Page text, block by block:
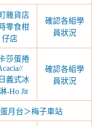
雜貨店
零食柑
仔店
確認各組學
員狀況
莎蛋捲
義式冰
-Ho Jit
確認各組學
員狀況
月台＞梅子車站